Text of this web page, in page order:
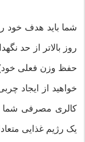
روز بالاتر از حد
حفظ وزن فعلی
خواهید از ایجاد
کالری مصرفی شما
یک رژیم غذایی